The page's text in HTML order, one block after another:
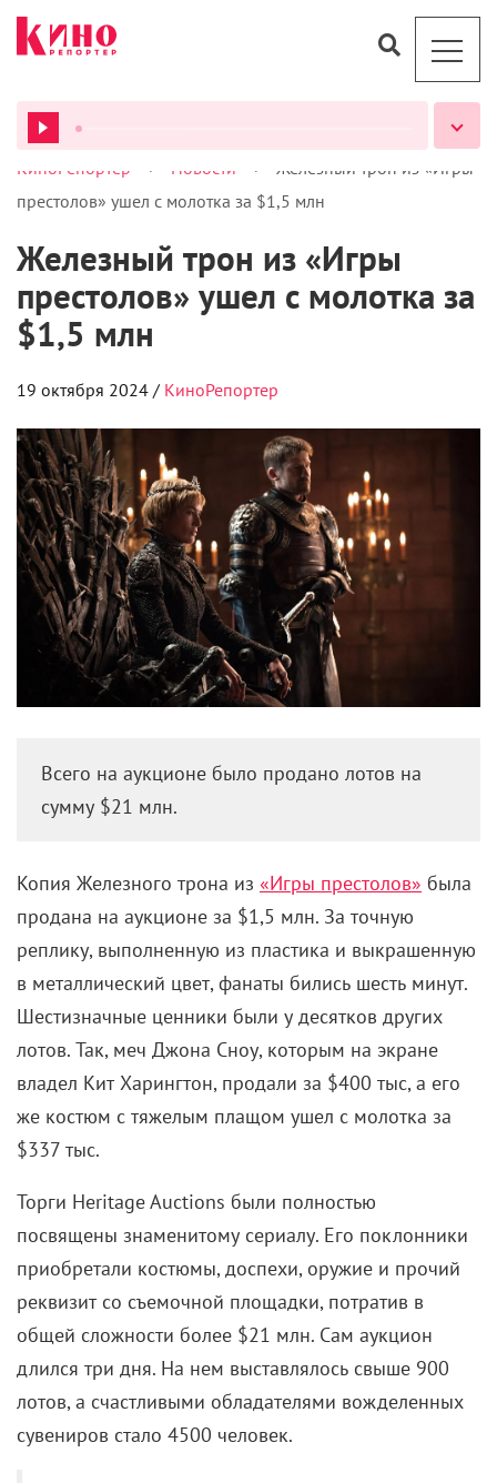
ВСЕ ПОДКАСТЫ
КиноРепортер > Новости >
Железный трон из «Игры
престолов» ушел с молотка за $1,5 млн
Железный трон из «Игры
престолов» ушел с молотка за
$1,5 млн
19 октября 2024 / КиноРепортер
Всего на аукционе было продано лотов на
сумму $21 млн.
Копия Железного трона из «Игры престолов» была
продана на аукционе за $1,5 млн. За точную
реплику, выполненную из пластика и выкрашенную
в металлический цвет, фанаты бились шесть минут.
Шестизначные ценники были у десятков других
лотов. Так, меч Джона Сноу, которым на экране
владел Кит Харингтон, продали за $400 тыс, а его
же костюм с тяжелым плащом ушел с молотка за
$337 тыс.
Торги Heritage Auctions были полностью
посвящены знаменитому сериалу. Его поклонники
приобретали костюмы, доспехи, оружие и прочий
реквизит со съемочной площадки, потратив в
общей сложности более $21 млн. Сам аукцион
длился три дня. На нем выставлялось свыше 900
лотов, а счастливыми обладателями вожделенных
сувениров стало 4500 человек.